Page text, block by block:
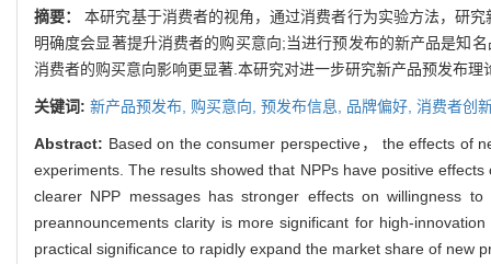
摘要：本研究基于消费者的视角，通过消费者行为实验方法，研
明确度会显著提升消费者的购买意向;当进行预发布的新产品是知
消费者的购买意向影响更显著.本研究对进一步研究新产品预发布
关键词: 新产品预发布, 购买意向, 预发布信息, 品牌偏好, 消费者创
Abstract: Based on the consumer perspective， the effects of
experiments. The results showed that NPPs have positive
clearer NPP messages has stronger effects on willingness
preannouncements clarity is more significant for high-
practical significance to rapidly expand the market share of new